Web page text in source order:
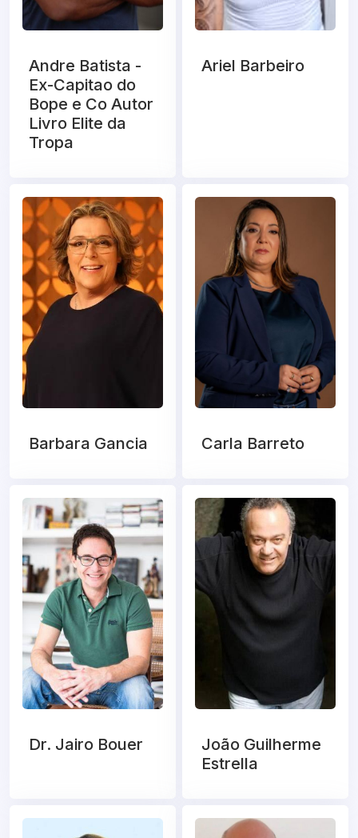
Andre Batista -
Ex-Capitao do
Bope e Co Autor
Livro Elite da
Tropa
Ariel Barbeiro
Barbara Gancia Carla Barreto
Dr. Jairo Bouer
João Guilherme
Estrella